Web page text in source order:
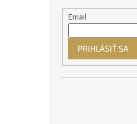
Email
PRIHLÁSIŤ SA